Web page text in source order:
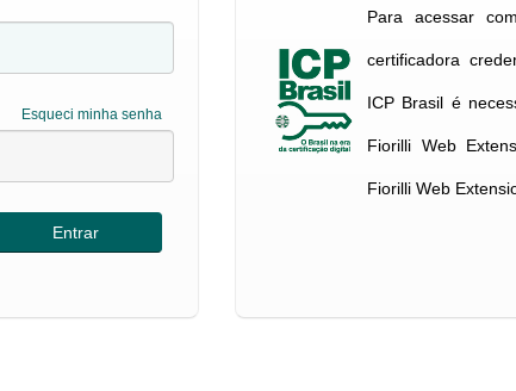
Esqueci minha senha
Para acessar
certificadora
ICP Brasil é
Fiorilli Web
Fiorilli Web